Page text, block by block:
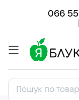
066